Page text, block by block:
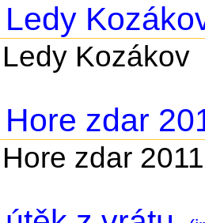
Ledy
Ledy Kozákov
Hore zdar
Hore zdar 2011